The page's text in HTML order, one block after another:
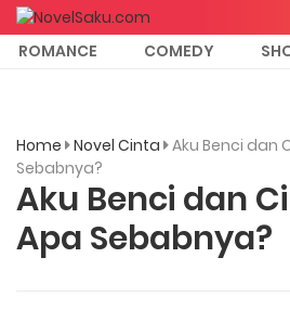
ROMANCE COMEDY
Home Novel Cinta Aku Benci dan
Sebabnya?
Aku Benci dan
Apa Sebabnya?